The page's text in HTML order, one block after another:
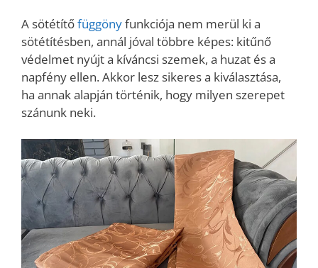
A sötétítőfüggönyfunkciója nem merül ki a
sötétítésben, annál jóval többre képes: kitűnő
védelmet nyújt a kíváncsi szemek, a huzat és a
napfény ellen. Akkor lesz sikeres a kiválasztása,
ha annak alapján történik, hogy milyen szerepet
szánunk neki.